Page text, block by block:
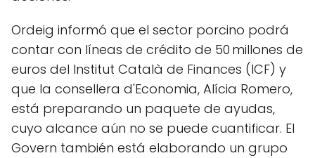
Ordeig informó que el sector porcino podrá
contar con líneas de crédito de 50 millones de
euros del Institut Català de Finances (ICF) y
que la consellera d'Economia, Alícia Romero,
está preparando un paquete de ayudas,
cuyo alcance aún no se puede cuantificar. El
Govern también está elaborando un grupo